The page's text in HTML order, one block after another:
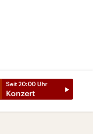
Seit 20:00 Uhr
Konzert